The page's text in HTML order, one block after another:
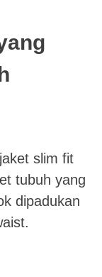
slim fit
tubuh yang
dipadukan